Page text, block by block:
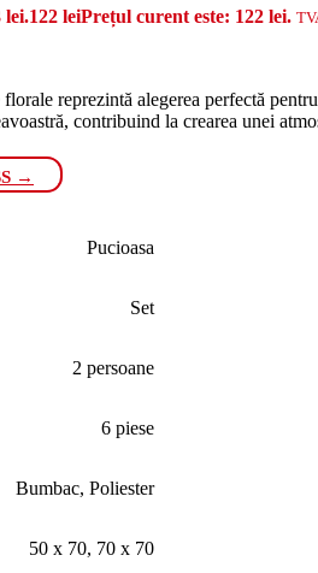
lei.122 leiPrețul curent este: 122 lei.
reprezintă alegerea perfectă
contribuind la crearea unei
→
Pucioasa
Set
2 persoane
6 piese
Bumbac, Poliester
50 x 70, 70 x 70